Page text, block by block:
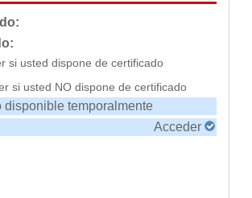
si usted dispone de certificado
si usted NO dispone de certificado
disponible temporalmente
Acceder